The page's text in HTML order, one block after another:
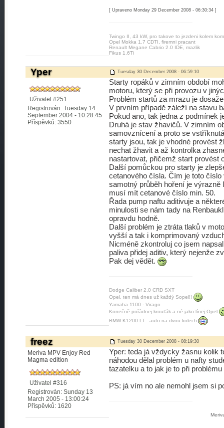
[ Upraveno Monday 29 December 2008 - 06:30:34 ]
Twingo II, 43 kW, pro takove to jezdeni kolem
Opel Mokka 1.7 CDTI, firemni pracant
Renault Megane Cabrio 2.0 IDE, mazlik
Fikus 1.6Ti
Yper Tuesday 30 December 2008 - 06:59:10
Uživatel #251
Registrován: Tuesday 14
September 2004 - 10:28:45
Příspěvků: 3550
Starty ropáků v zimním období
motoru, který se při provozu v
Problém startů za mrazu je
V prvním případě záleží na stavu
Pokud ano, tak jedna z podmínek
Druhá je stav žhavičů. V zimním
samovznícení a proto se
starty jsou, tak je vhodné provést
nechat žhavit a až kontrolka
nastartovat, přičemž start provést
Další pomůckou pro starty je
cetanového čísla. Čím je toto
samotný průběh hoření je
musí mít cetanové číslo min. 50.
Řada pump naftu aditivuje a
minulosti se nám tady na
opravdu hodně.
Další problém je ztráta tlaků v
vyšší a tak i komprimovaný
Nicméně zkontroluj co jsem
paliva přidej aditiv, který nejenže
Pak dej vědět.
Dodge Caliber 2.0 CRD SXT
Opel, ten má dnes už každý Sopel!!
Yamaha 1100 - Virago
Konečně pořádnej krouťák a né jako línej Opel
BMW K1200 LT - auto na dvou kolech
freez Tuesday 30 December 2008 - 08:19:30
Meriva MPV Enjoy Red
Magma edition
Uživatel #316
Registrován: Sunday 13
March 2005 - 13:00:24
Příspěvků: 1620
Yper: teda já vždycky žasnu kolik
náhodou dělal problém u nafty
tazatelku a to jak je to při
PS: já vím no ale nemohl jsem si